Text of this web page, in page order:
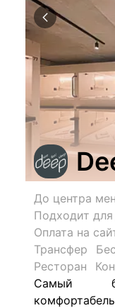
До центра
Подходит для
Оплата на
Трансфер
Ресторан
Самый